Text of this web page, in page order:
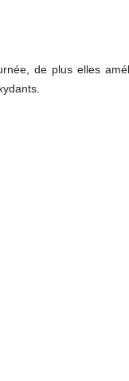
de plus elles